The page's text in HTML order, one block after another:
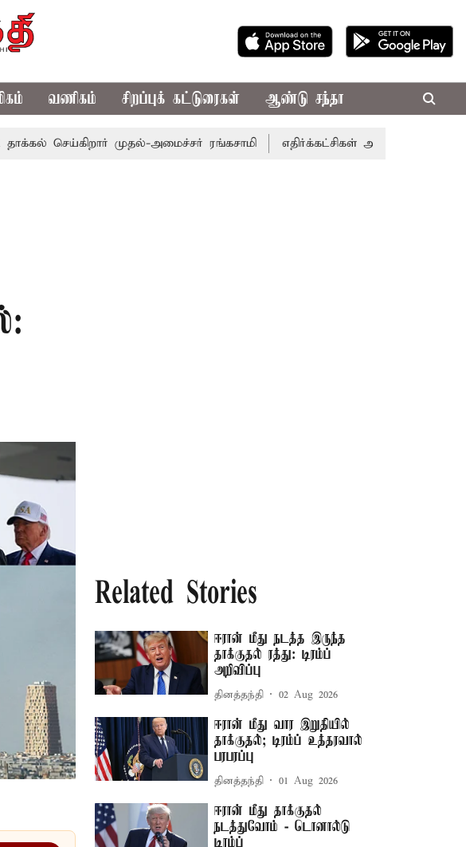
வணிகம் சிறப்புக் கட்டுரைகள் ஆண்டு சந்தா
முதல்-அமைச்சர் ரங்கசாமி எதிர்க்கட்சிகள் அமளி: நாடாளுமன்ற
Related Stories
ஈரான் மீது நடத்த இருந்த
தாக்குதல் ரத்து: டிரம்ப்
அறிவிப்பு
தினத்தந்தி 02 Aug 2026
ஈரான் மீது வார இறுதியில்
தாக்குதல்; டிரம்ப் உத்தரவால்
பரபரப்பு
தினத்தந்தி 01 Aug 2026
ஈரான் மீது தாக்குதல்
நடத்துவோம் - டொனால்டு
டிரம்ப்